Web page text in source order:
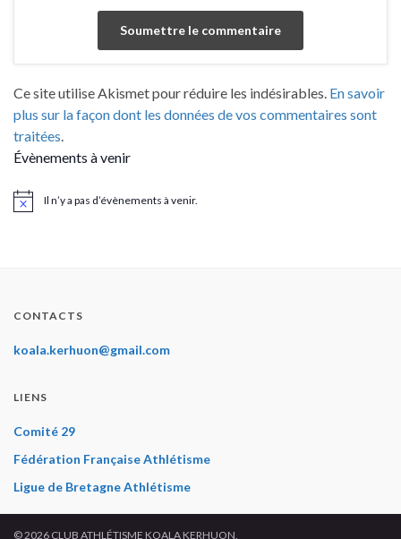
Ce site utilise Akismet pour réduire les indésirables. En savoir
plus sur la façon dont les données de vos commentaires sont
traitées.
Évènements à venir
NoticeIl n’y a pas d’évènements à venir.
CONTACTS
koala.kerhuon@gmail.com
LIENS
Comité 29
Fédération Française Athlétisme
Ligue de Bretagne Athlétisme
© 2026 CLUB ATHLÉTISME KOALA KERHUON.